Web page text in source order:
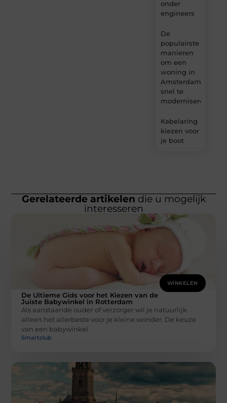
onder
engineers
De
populairste
manieren
om een
woning in
Amsterdam
snel te
moderniseren
Kabelaring
kiezen voor
je boot
Gerelateerde artikelen die u mogelijk
interesseren
WINKELEN
De Ultieme Gids voor het Kiezen van de
Juiste Babywinkel in Rotterdam
Als aanstaande ouder of verzorger wil je natuurlijk
alleen het allerbeste voor je kleine wonder. De keuze
van een babywinkel
Smartclub